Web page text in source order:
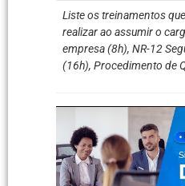
Liste os treinamentos
realizar ao assumir o
empresa (8h), NR-12
(16h), Procedimento de